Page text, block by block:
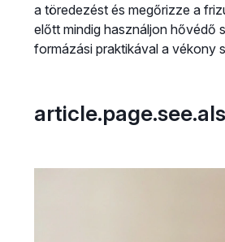
a töredezést és megőrizze a
előtt mindig használjon hővédő
formázási praktikával a vékony